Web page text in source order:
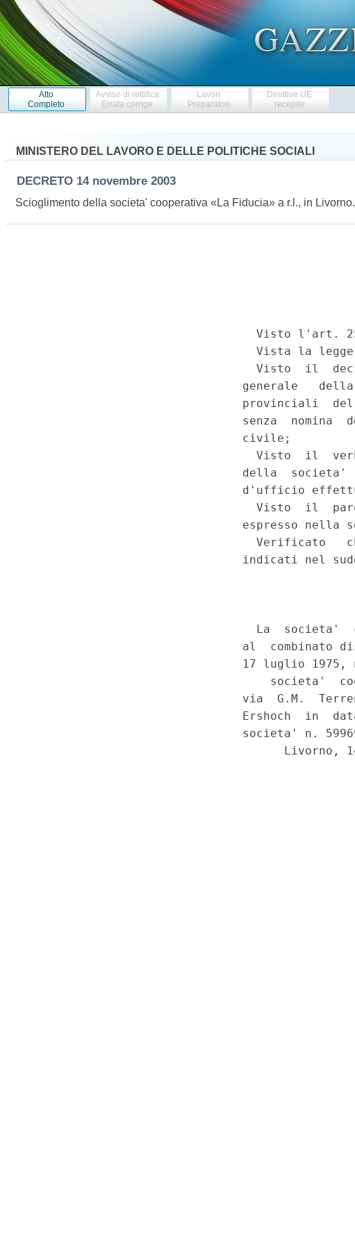
Atto
Completo
Avviso di rettifica
Errata corrige
Lavori
Preparatori
Direttive UE
recepite
MINISTERO DEL LAVORO E DELLE POLITICHE SOCIALI
DECRETO 14 novembre 2003
Scioglimento della societa' cooperativa «La Fiducia» a r.l., in Livorno.